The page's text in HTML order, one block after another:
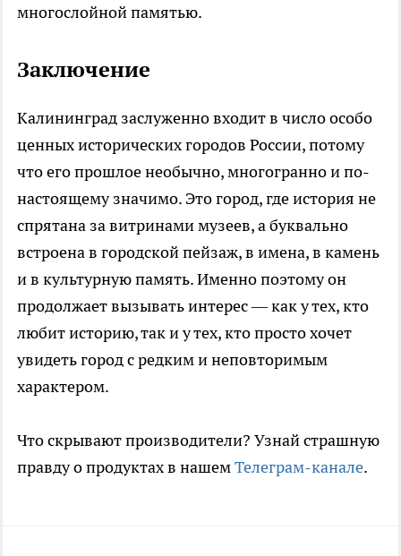
многослойной памятью.
Заключение
Калининград заслуженно входит в число особо
ценных исторических городов России, потому
что его прошлое необычно, многогранно и по-
настоящему значимо. Это город, где история не
спрятана за витринами музеев, а буквально
встроена в городской пейзаж, в имена, в камень
и в культурную память. Именно поэтому он
продолжает вызывать интерес — как у тех, кто
любит историю, так и у тех, кто просто хочет
увидеть город с редким и неповторимым
характером.
Что скрывают производители? Узнай страшную
правду о продуктах в нашемТелеграм-канале.